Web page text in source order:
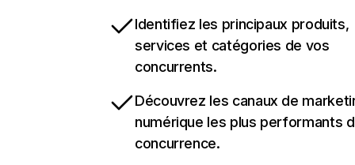
Identifiez les principaux produits,
services et catégories de vos
concurrents.
Découvrez les canaux de
numérique les plus performants
concurrence.